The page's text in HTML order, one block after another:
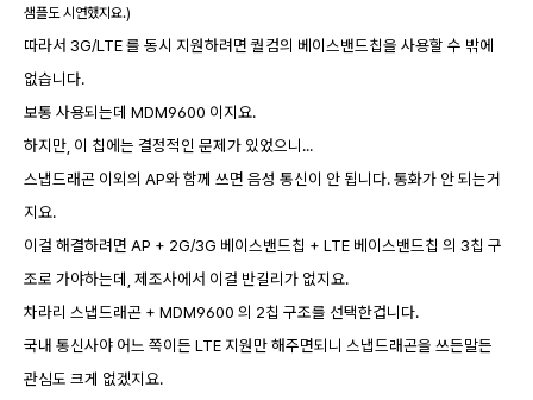
샘플도 시연했지요.)
따라서 3G/LTE 를 동시 지원하려면 퀄컴의 베이스밴드칩을 사용할 수 밖에
없습니다.
보통 사용되는데 MDM9600 이지요.
하지만, 이 칩에는 결정적인 문제가 있었으니...
스냅드래곤 이외의 AP와 함께 쓰면 음성 통신이 안 됩니다. 통화가 안 되는거
지요.
이걸 해결하려면 AP + 2G/3G 베이스밴드칩 + LTE 베이스밴드칩 의 3칩 구
조로 가야하는데, 제조사에서 이걸 반길리가 없지요.
차라리 스냅드래곤 + MDM9600 의 2칩 구조를 선택한겁니다.
국내 통신사야 어느 쪽이든 LTE 지원만 해주면되니 스냅드래곤을 쓰든말든
관심도 크게 없겠지요.